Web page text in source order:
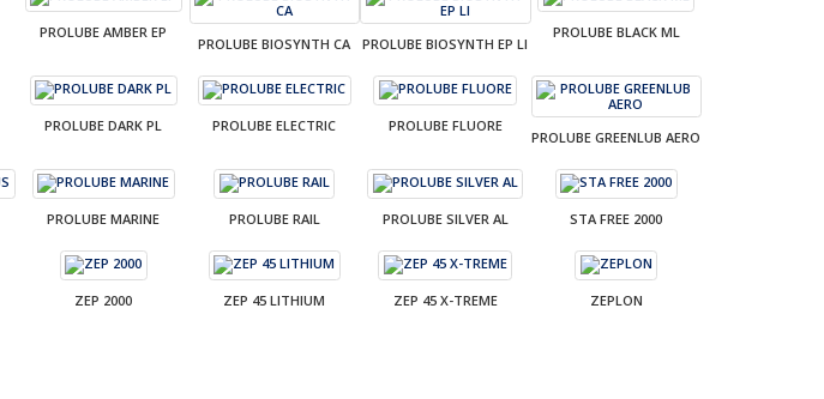
PROLUBE AMBER EP
PROLUBE BIOSYNTH CA PROLUBE BIOSYNTH EP LI
PROLUBE BLACK ML
PROLUBE DARK PL PROLUBE ELECTRIC PROLUBE FLUORE
PROLUBE GREENLUB AERO
PROLUBE MARINE PROLUBE RAIL PROLUBE SILVER AL STA FREE 2000
ZEP 2000 ZEP 45 LITHIUM ZEP 45 X-TREME ZEPLON